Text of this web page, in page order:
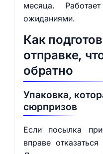
месяца.
ожиданиями.
Как
отправке,
обратно
Упаковка,
сюрпризов
Если посылка
вправе